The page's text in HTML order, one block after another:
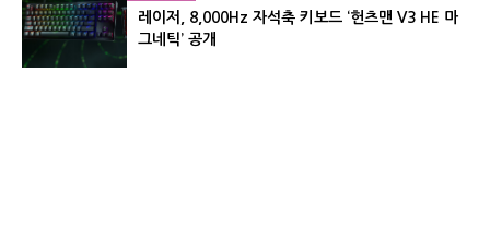
레이저, 8,000Hz 자석축 키보드 ‘헌츠맨 V3 HE 마
그네틱’ 공개